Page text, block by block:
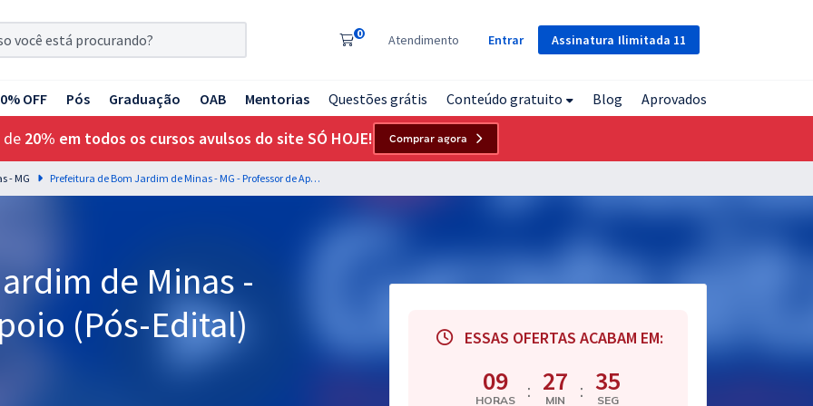
Assinatura Ilimitada 11
0 Atendimento Entrar
OFF Pós Graduação OAB Mentorias Questões grátis Conteúdo gratuito Blog Aprovados
de 20% em todos os cursos avulsos do site SÓ HOJE! Comprar agora
- MG Prefeitura de Bom Jardim de Minas - MG - Professor de Apoio (Pós-Edital)
de Minas -
(Pós-Edital)
ESSAS OFERTAS ACABAM EM:
09
HORAS : 27
MIN : 34
SEG